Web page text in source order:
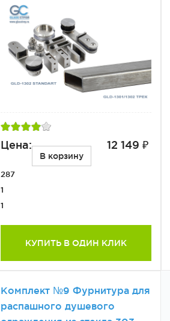
Цена: 12 149 ₽
В корзину
287
1
1
КУПИТЬ В ОДИН КЛИК
Комплект №9 Фурнитура для
распашного душевого